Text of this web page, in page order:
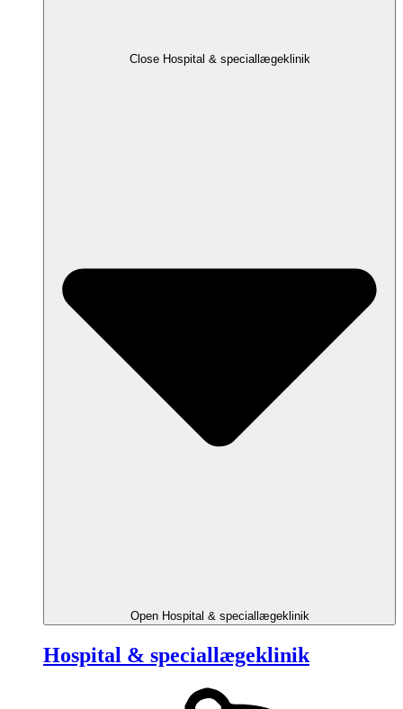
Close Hospital & speciallægeklinik
Open Hospital & speciallægeklinik
Hospital & speciallægeklinik